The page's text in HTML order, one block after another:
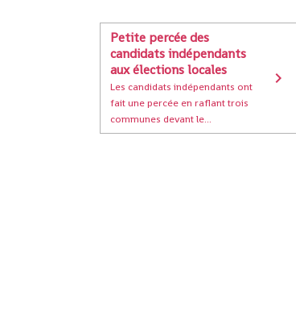
Petite percée des
candidats indépendants
aux élections locales
Les candidats indépendants ont
fait une percée en raflant trois
communes devant le...